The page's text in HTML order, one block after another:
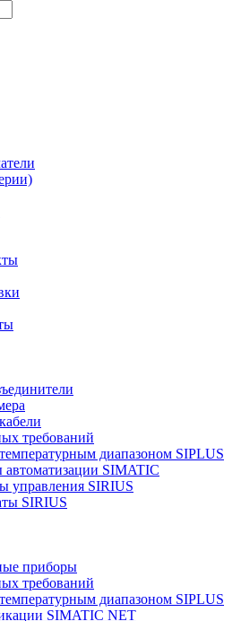
требований
диапазоном SIPLUS
SIMATIC
управления SIRIUS
SIRIUS
приборы
требований
диапазоном SIPLUS
SIMATIC NET